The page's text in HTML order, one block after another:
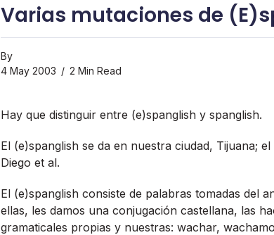
Varias mutaciones de
By
4 May 2003
2 Min Read
Hay que distinguir entre (e)spanglish y spanglish.
El (e)spanglish se da en nuestra ciudad, Tijuana;
Diego et al.
El (e)spanglish consiste de palabras tomadas del
ellas, les damos una conjugación castellana, las
gramaticales propias y nuestras: wachar,